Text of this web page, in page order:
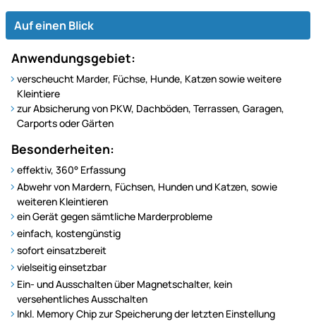
Auf einen Blick
Anwendungsgebiet:
verscheucht Marder, Füchse, Hunde, Katzen sowie weitere
Kleintiere
zur Absicherung von PKW, Dachböden, Terrassen, Garagen,
Carports oder Gärten
Besonderheiten:
effektiv, 360° Erfassung
Abwehr von Mardern, Füchsen, Hunden und Katzen, sowie
weiteren Kleintieren
ein Gerät gegen sämtliche Marderprobleme
einfach, kostengünstig
sofort einsatzbereit
vielseitig einsetzbar
Ein- und Ausschalten über Magnetschalter, kein
versehentliches Ausschalten
Inkl. Memory Chip zur Speicherung der letzten Einstellung